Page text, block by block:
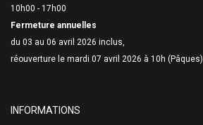
10h00 - 17h00
Fermeture annuelles
du 03 au 06 avril 2026 inclus,
réouverture le mardi 07 avril 2026 à 10h (Pâques)
INFORMATIONS